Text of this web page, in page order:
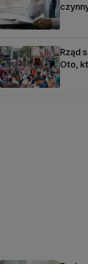
Rząd
Oto,